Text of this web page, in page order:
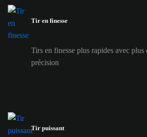
Tir en finesse
Tirs en finesse plus rapides avec plus
précision
Tir puissant